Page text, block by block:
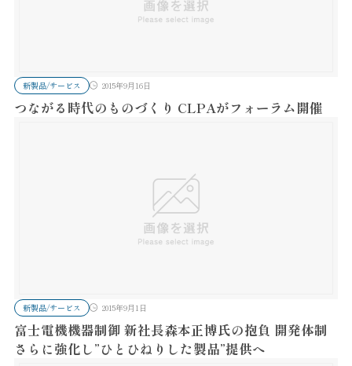
新製品/サービス 2015年9月16日
つながる時代のものづくり CLPAがフォーラム開催
新製品/サービス 2015年9月1日
富士電機機器制御 新社長森本正博氏の抱負 開発体制
さらに強化し”ひとひねりした製品”提供へ